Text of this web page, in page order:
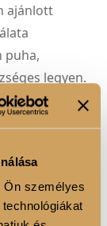
Ön személyes
ajánlott
puha,
legyen.
-